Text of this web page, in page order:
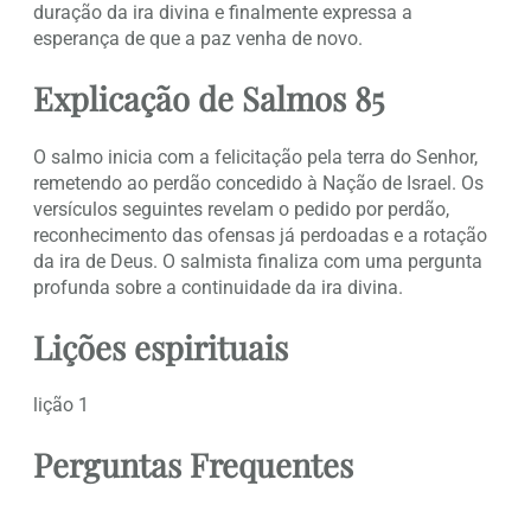
duração da ira divina e finalmente expressa a
esperança de que a paz venha de novo.
Explicação de Salmos 85
O salmo inicia com a felicitação pela terra do Senhor,
remetendo ao perdão concedido à Nação de Israel. Os
versículos seguintes revelam o pedido por perdão,
reconhecimento das ofensas já perdoadas e a rotação
da ira de Deus. O salmista finaliza com uma pergunta
profunda sobre a continuidade da ira divina.
Lições espirituais
lição 1
Perguntas Frequentes